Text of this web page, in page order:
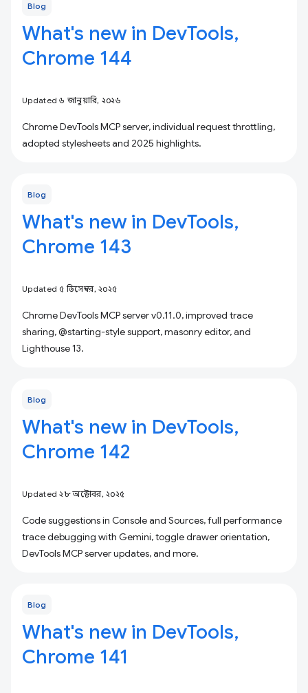
Blog
What's new in DevTools,
Chrome 144
Updated ৬ জানুয়ারি, ২০২৬
Chrome DevTools MCP server, individual request throttling,
adopted stylesheets and 2025 highlights.
Blog
What's new in DevTools,
Chrome 143
Updated ৫ ডিসেম্বর, ২০২৫
Chrome DevTools MCP server v0.11.0, improved trace
sharing, @starting-style support, masonry editor, and
Lighthouse 13.
Blog
What's new in DevTools,
Chrome 142
Updated ২৮ অক্টোবর, ২০২৫
Code suggestions in Console and Sources, full performance
trace debugging with Gemini, toggle drawer orientation,
DevTools MCP server updates, and more.
Blog
What's new in DevTools,
Chrome 141